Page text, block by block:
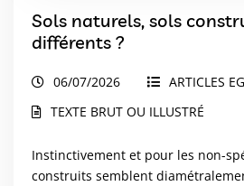
Sols naturels, sols
différents ?
06/07/2026
ARTICLES
TEXTE BRUT OU ILLUSTRÉ
Instinctivement et pour les non-
construits semblent